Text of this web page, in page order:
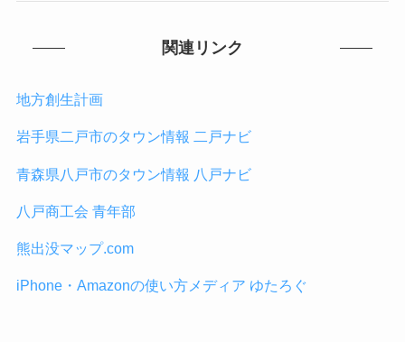
関連リンク
地方創生計画
岩手県二戸市のタウン情報 二戸ナビ
青森県八戸市のタウン情報 八戸ナビ
八戸商工会 青年部
熊出没マップ.com
iPhone・Amazonの使い方メディア ゆたろぐ